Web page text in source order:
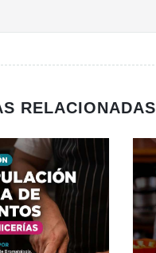
RELACIONADAS